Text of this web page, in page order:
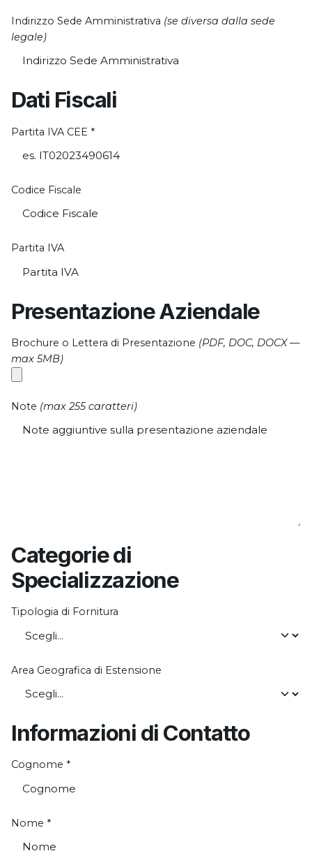
Indirizzo Sede Amministrativa (se diversa dalla sede
legale)
Dati Fiscali
Partita IVA CEE *
Codice Fiscale
Partita IVA
Presentazione Aziendale
Brochure o Lettera di Presentazione (PDF, DOC, DOCX —
max 5MB)
Note (max 255 caratteri)
Categorie di
Specializzazione
Tipologia di Fornitura
Area Geografica di Estensione
Informazioni di Contatto
Cognome *
Nome *